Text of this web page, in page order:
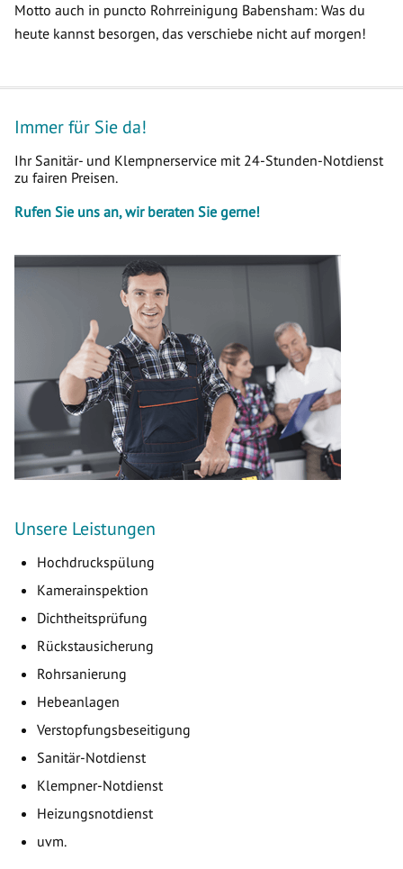
Motto auch in puncto Rohrreinigung Babensham: Was du
heute kannst besorgen, das verschiebe nicht auf morgen!
Immer für Sie da!
Ihr Sanitär- und Klempnerservice mit 24-Stunden-Notdienst
zu fairen Preisen.
Rufen Sie uns an, wir beraten Sie gerne!
Unsere Leistungen
Hochdruckspülung
Kamerainspektion
Dichtheitsprüfung
Rückstausicherung
Rohrsanierung
Hebeanlagen
Verstopfungsbeseitigung
Sanitär-Notdienst
Klempner-Notdienst
Heizungsnotdienst
uvm.